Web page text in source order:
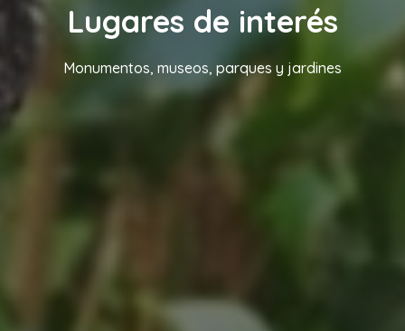
Lugares de interés
Monumentos, museos, parques y jardines